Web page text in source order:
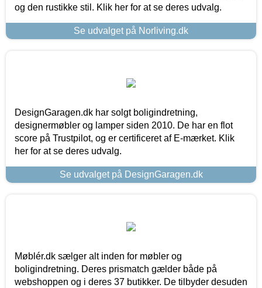
og den rustikke stil. Klik her for at se deres udvalg.
Se udvalget på Norliving.dk
DesignGaragen.dk har solgt boligindretning,
designermøbler og lamper siden 2010. De har en flot
score på Trustpilot, og er certificeret af E-mærket. Klik
her for at se deres udvalg.
Se udvalget på DesignGaragen.dk
Møblér.dk sælger alt inden for møbler og
boligindretning. Deres prismatch gælder både på
webshoppen og i deres 37 butikker. De tilbyder desuden